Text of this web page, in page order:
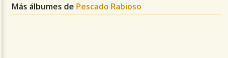
Más álbumes de Pescado Rabioso